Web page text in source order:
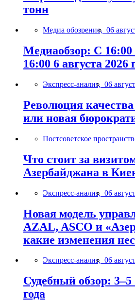
тонн
Медиа обозрение, 06
Медиаобзор: С 16:00
16:00 6 августа 2026
Экспресс-анализ, 06
Революция
или новая
Постсоветское
Что стоит за
Азербайджана в
Экспресс-анализ, 06
Новая модель
AZAL, ASCO и
какие изменения
Экспресс-анализ, 06
Судебный обзор: 3–5
года